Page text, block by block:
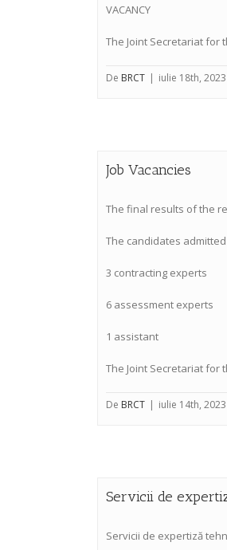
VACANCY
The Joint Secretariat for
De BRCT | iulie 18th, 2023
Job Vacancies
The final results of the
The candidates
3 contracting experts
6 assessment experts
1 assistant
The Joint Secretariat for
De BRCT | iulie 14th, 2023
Servicii de
Servicii de expertiză